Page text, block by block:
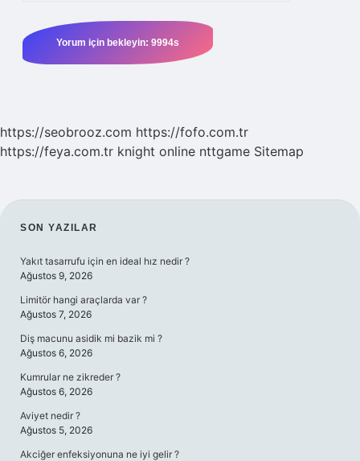
https://seobrooz.com https://fofo.com.tr
https://feya.com.tr knight online nttgame Sitemap
SIDEBAR
SON YAZILAR
Yakıt tasarrufu için en ideal hız nedir ?
Ağustos 9, 2026
Limitör hangi araçlarda var ?
Ağustos 7, 2026
Diş macunu asidik mi bazik mi ?
Ağustos 6, 2026
Kumrular ne zikreder ?
Ağustos 6, 2026
Aviyet nedir ?
Ağustos 5, 2026
Akciğer enfeksiyonuna ne iyi gelir ?